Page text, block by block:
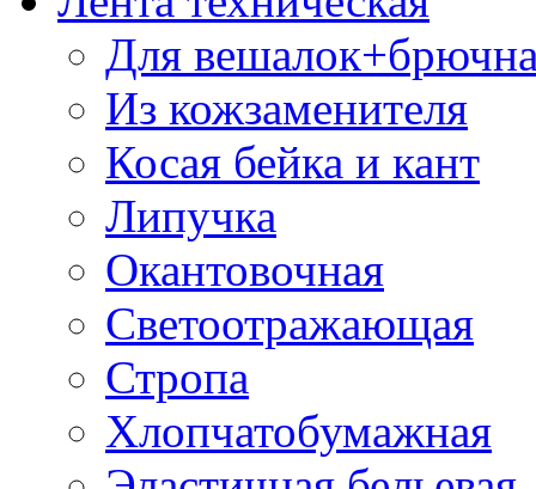
Для
Из кожзаменителя
Косая бейка и кант
Липучка
Окантовочная
Светоотражающая
Стропа
Хлопчатобумажная